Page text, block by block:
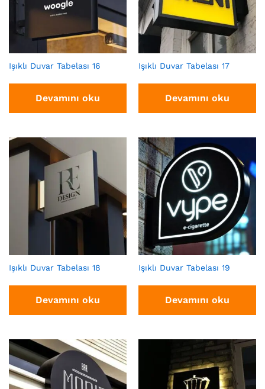
Işıklı Duvar Tabelası 16
Devamını oku
Işıklı Duvar Tabelası 17
Devamını oku
Işıklı Duvar Tabelası 18
Devamını oku
Işıklı Duvar Tabelası 19
Devamını oku